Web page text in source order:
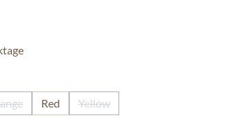
(Diese Option ist zurzeit nicht verfügbar.)
Red Yellow
(Diese Option ist zurzeit nicht